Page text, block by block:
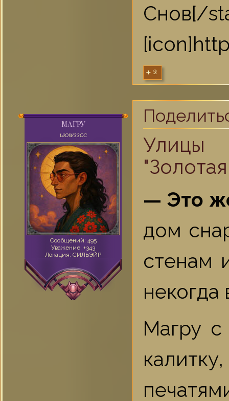
Снов[/
+2
МАГРУ
UЮWЗЗСС
Сообщений: 495
Уважение: +343
Локация: СИЛЬЭЙР
Улицы
‌‍— Это
дом
стенам
некогда
Магру